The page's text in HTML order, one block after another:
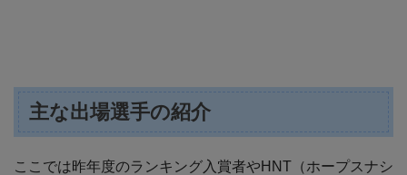
主な出場選手の紹介
ここでは昨年度のランキング入賞者やHNT（ホープスナシ